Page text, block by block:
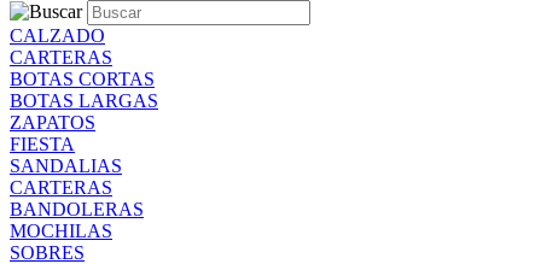
CALZADO
CARTERAS
BOTAS CORTAS
BOTAS LARGAS
ZAPATOS
FIESTA
SANDALIAS
CARTERAS
BANDOLERAS
MOCHILAS
SOBRES